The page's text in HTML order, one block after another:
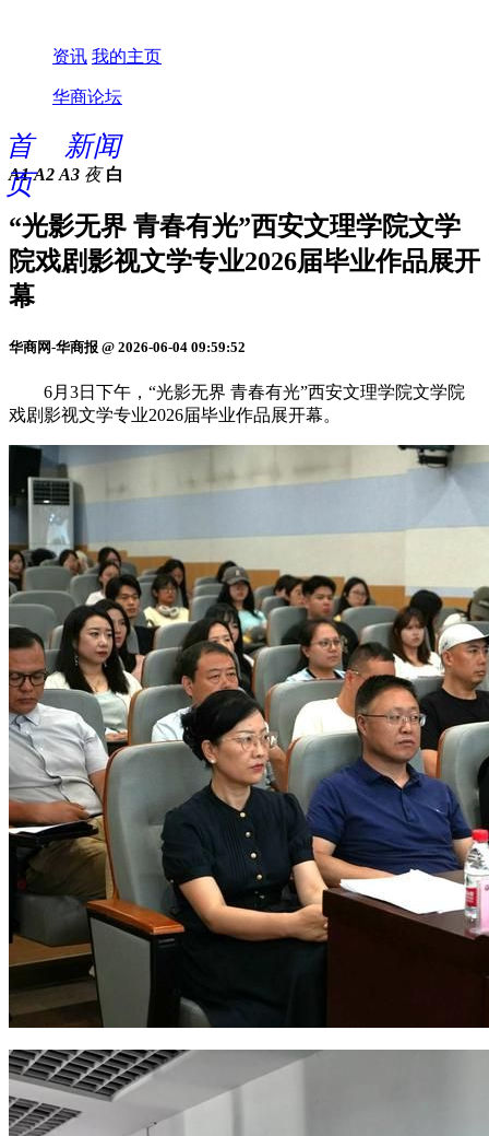
资讯 我的主页
华商论坛
首
页
新闻
A1 A2 A3 夜 白
“光影无界 青春有光”西安文理学院文学
院戏剧影视文学专业2026届毕业作品展开
幕
华商网-华商报 @ 2026-06-04 09:59:52
6月3日下午，“光影无界 青春有光”西安文理学院文学院
戏剧影视文学专业2026届毕业作品展开幕。